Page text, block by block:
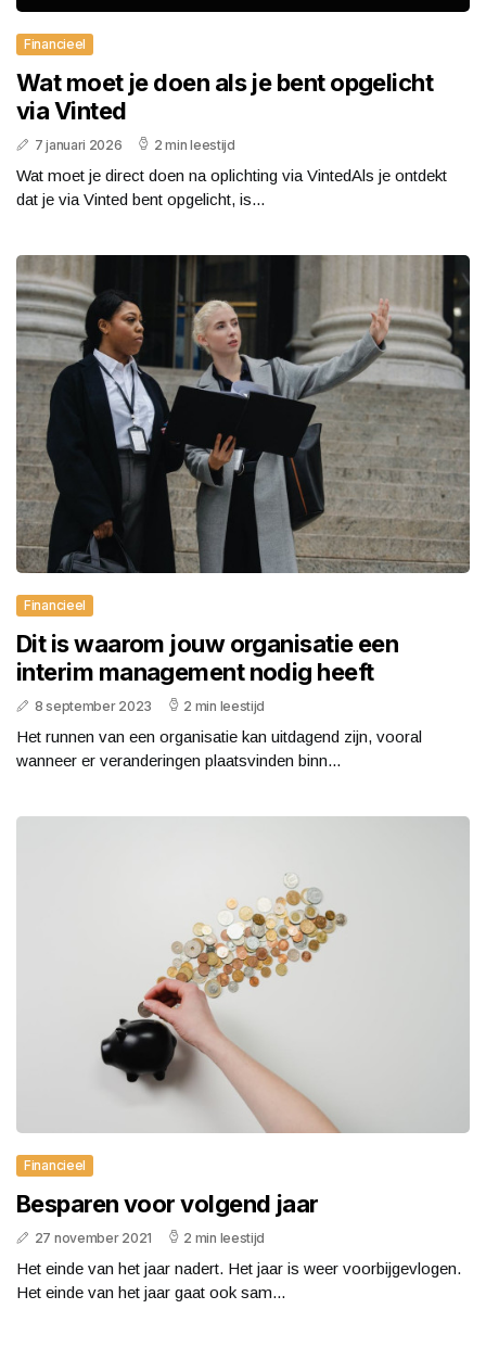
Financieel
Wat moet je doen als je bent opgelicht
via Vinted
7 januari 2026 2 min leestijd
Wat moet je direct doen na oplichting via VintedAls je ontdekt
dat je via Vinted bent opgelicht, is...
Financieel
Dit is waarom jouw organisatie een
interim management nodig heeft
8 september 2023 2 min leestijd
Het runnen van een organisatie kan uitdagend zijn, vooral
wanneer er veranderingen plaatsvinden binn...
Financieel
Besparen voor volgend jaar
27 november 2021 2 min leestijd
Het einde van het jaar nadert. Het jaar is weer voorbijgevlogen.
Het einde van het jaar gaat ook sam...